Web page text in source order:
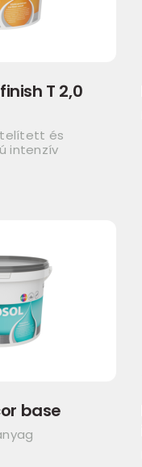
T 2,0
telített és
intenzív
base